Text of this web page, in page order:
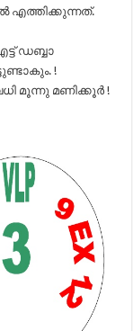
എത്തിക്കുന്നത്.
ഡബ്ബാ
!
മൂന്നു മണിക്കൂർ !